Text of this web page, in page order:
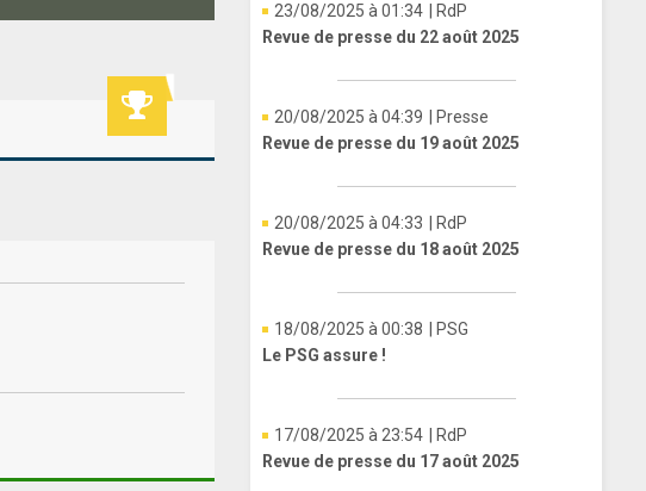
23/08/2025 à 01:34
| RdP
Revue de presse du 22 août 2025
20/08/2025 à 04:39
| Presse
Revue de presse du 19 août 2025
20/08/2025 à 04:33
| RdP
Revue de presse du 18 août 2025
18/08/2025 à 00:38
| PSG
Le PSG assure !
17/08/2025 à 23:54
| RdP
Revue de presse du 17 août 2025